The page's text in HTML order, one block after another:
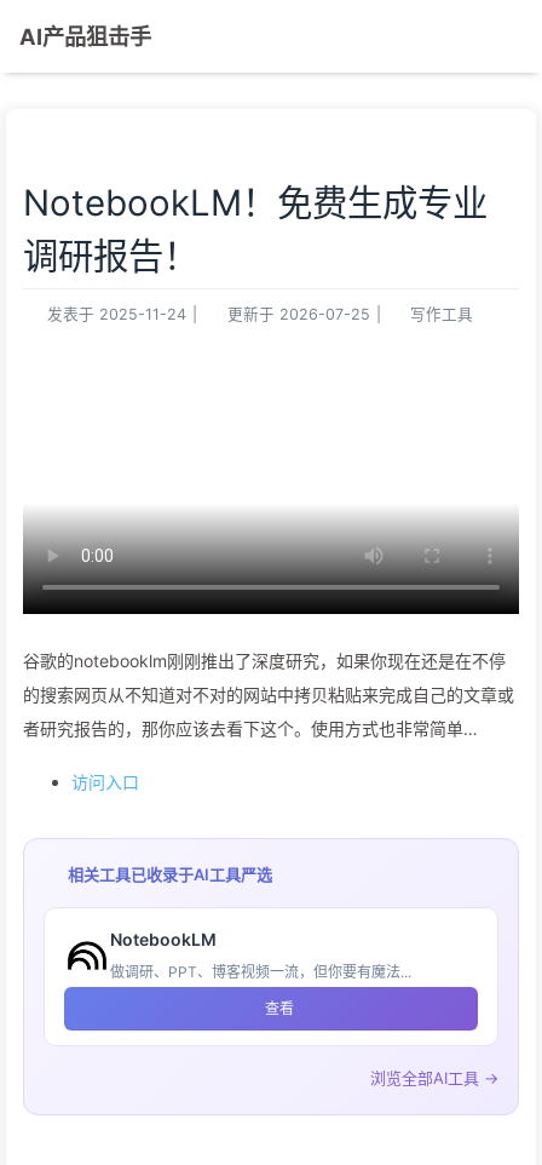
AI产品狙击手
NotebookLM！免费生成专业
调研报告！
发表于 2025-11-24 更新于 2026-07-25 写作工具
谷歌的notebooklm刚刚推出了深度研究，如果你现在还是在不停
的搜索网页从不知道对不对的网站中拷贝粘贴来完成自己的文章或
者研究报告的，那你应该去看下这个。使用方式也非常简单…
访问入口
相关工具已收录于AI工具严选
NotebookLM
做调研、PPT、博客视频一流，但你要有魔法...
查看
浏览全部AI工具 →